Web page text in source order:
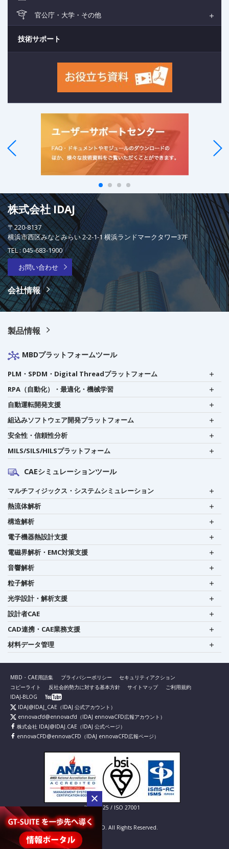
官公庁・大学・その他
技術サポート
株式会社 IDAJ
〒220-8137
横浜市西区みなとみらい 2-2-1-1 横浜ランドマークタワー37F
TEL :045-683-1900
お問い合わせ
会社情報
製品情報
MBDプラットフォームツール
PLM・SPDM・Digital Threadプラットフォーム
RPA（自動化）・最適化・機械学習
自動運転開発支援
組込みソフトウェア開発プラットフォーム
安全性・信頼性分析
MILS/SILS/HILSプラットフォーム
CAEシミュレーションツール
マルチフィジックス・システムシミュレーション
熱流体解析
構造解析
電子機器熱設計支援
電磁界解析・EMC対策支援
音響解析
粒子解析
光学設計・解析支援
設計者CAE
CAD連携・CAE業務支援
材料データ管理
MBD・CAE用語集 プライバシーポリシー
セキュリティアクション
コピーライト
反社会的勢力に対する基本方針 サイトマップ
ご利用規約
IDAJ-BLOG
IDAJ@IDAJ_CAE （IDAJ 公式アカウント）
ennovacfd@ennovacfd （IDAJ ennovaCFD広報アカウント）
株式会社 IDAJ@IDAJ.CAE （IDAJ 公式ページ）
ennovaCFD@ennovaCFD （IDAJ ennovaCFD広報ページ）
IS 826725 / ISO 27001
© IDAJ Co., LTD. All Rights Reserved.